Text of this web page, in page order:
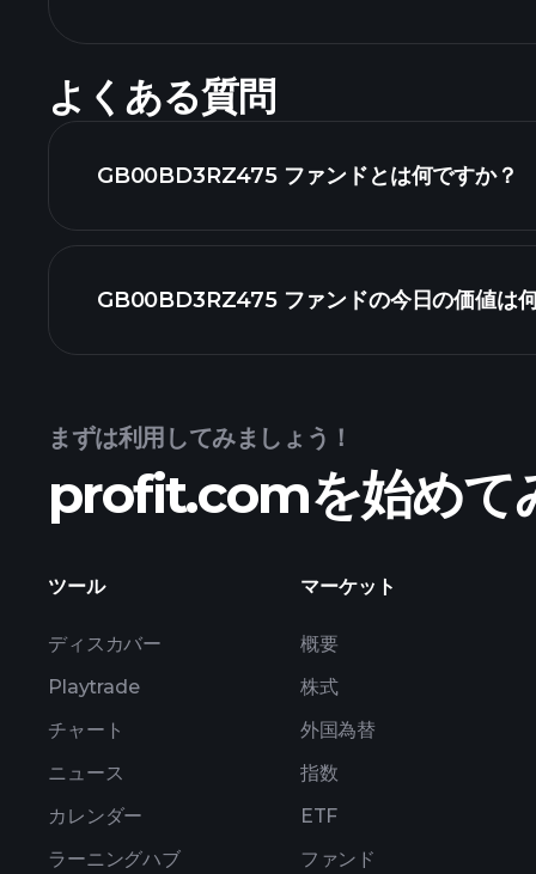
よくある質問
GB00BD3RZ475 ファンドとは何ですか？
GB00BD3RZ475 ファンドの今日の価値は
まずは利用してみましょう！
profit.comを始めて
ツール
ディスカバー
Playtrade
チャート
ニュース
カレンダー
ラーニングハブ
マーケット
概要
株式
外国為替
指数
ETF
ファンド